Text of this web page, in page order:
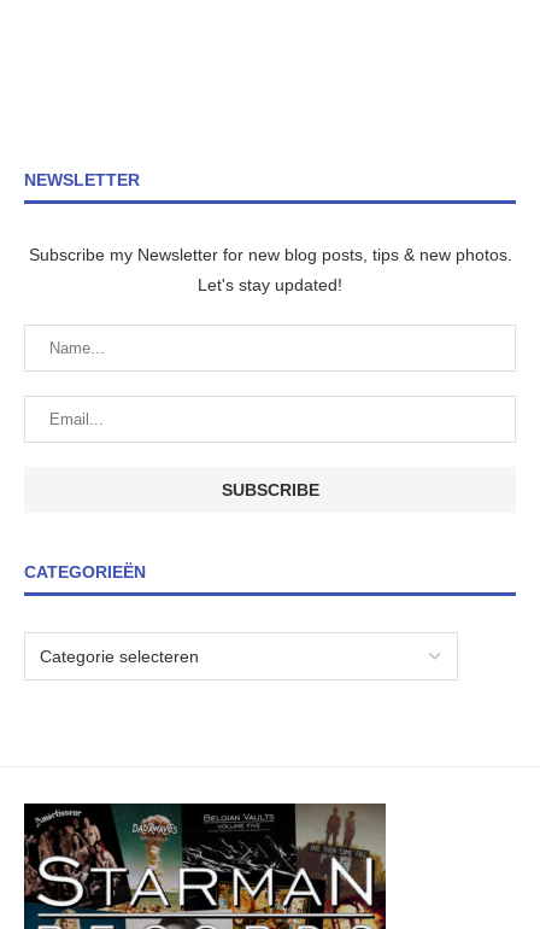
NEWSLETTER
Subscribe my Newsletter for new blog posts, tips & new photos.
Let's stay updated!
CATEGORIEËN